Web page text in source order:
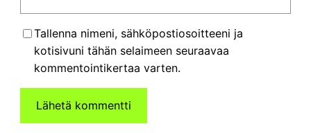
Tallenna nimeni, sähköpostiosoitteeni ja
kotisivuni tähän selaimeen seuraavaa
kommentointikertaa varten.